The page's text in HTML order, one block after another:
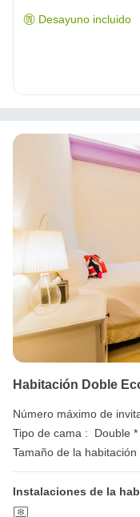
Desayuno incluido
Habitación Doble
Número máximo de
Tipo de cama :
Double *
Tamaño de la habitación
Instalaciones de la